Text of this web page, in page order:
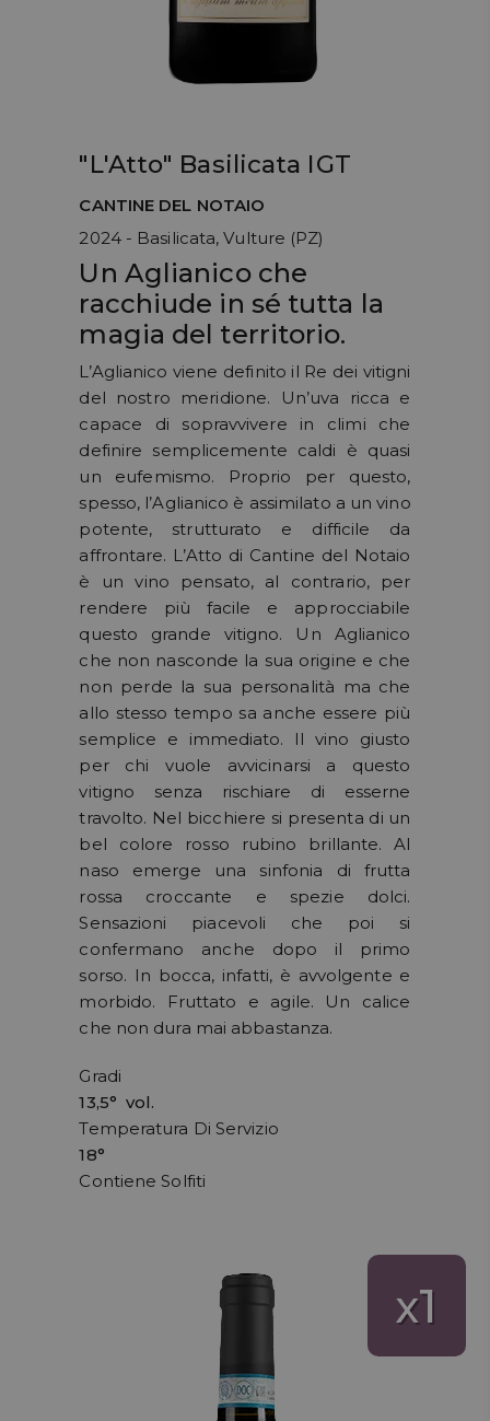
"L'Atto" Basilicata IGT
CANTINE DEL NOTAIO
2024 - Basilicata, Vulture (PZ)
Un Aglianico che
racchiude in sé tutta la
magia del territorio.
L’Aglianico viene definito il Re dei vitigni
del nostro meridione. Un’uva ricca e
capace di sopravvivere in climi che
definire semplicemente caldi è quasi
un eufemismo. Proprio per questo,
spesso, l’Aglianico è assimilato a un vino
potente, strutturato e difficile da
affrontare. L’Atto di Cantine del Notaio
è un vino pensato, al contrario, per
rendere più facile e approcciabile
questo grande vitigno. Un Aglianico
che non nasconde la sua origine e che
non perde la sua personalità ma che
allo stesso tempo sa anche essere più
semplice e immediato. Il vino giusto
per chi vuole avvicinarsi a questo
vitigno senza rischiare di esserne
travolto. Nel bicchiere si presenta di un
bel colore rosso rubino brillante. Al
naso emerge una sinfonia di frutta
rossa croccante e spezie dolci.
Sensazioni piacevoli che poi si
confermano anche dopo il primo
sorso. In bocca, infatti, è avvolgente e
morbido. Fruttato e agile. Un calice
che non dura mai abbastanza.
Gradi
13,5° vol.
Temperatura Di Servizio
18°
Contiene Solfiti
x1